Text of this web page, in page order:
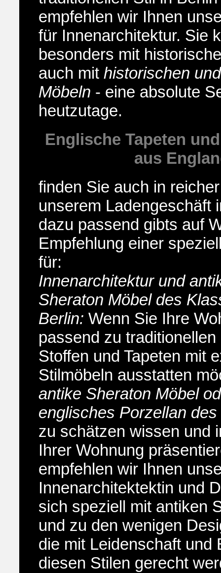
empfehlen wir Ihnen
für Innenarchitektur. Sie
besonders mit
auch mithistorischen
Möbeln - eine absolute
heutzutage.
Englische Tapeten
aus
finden Sie auch in
unserem Ladengeschäft
dazu passend gibts auf
Empfehlung einer
für:
Innenarchitektur und
Sheraton Möbel des
Berlin:Wenn Sie Ihre
passend zu
Stoffen und Tapeten mit
Stilmöbeln ausstatten
antike Sheraton Möbel
englisches Porzellan
zu schätzen wissen und
Ihrer Wohnung
empfehlen wir Ihnen
Innenarchitektektin und
sich speziell mit antiken
und zu den wenigen
die mit Leidenschaft und
diesen Stilen gerecht